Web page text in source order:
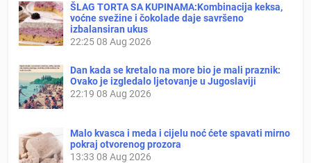
ŠLAG TORTA SA KUPINAMA:Kombinacija keksa,
voćne svežine i čokolade daje savršeno
izbalansiran ukus
22:2508 Aug 2026
Dan kada se kretalo na more bio je mali praznik:
Ovako je izgledalo ljetovanje u Jugoslaviji
22:19 08 Aug 2026
Malo kvasca i meda i cijelu noć ćete spavati mirno
pokraj otvorenog prozora
13:33 08 Aug 2026